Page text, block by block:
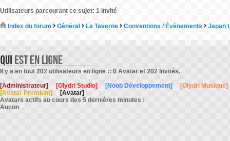
Utilisateurs parcourant ce sujet: 1 invité
Index du forum Général La Taverne Conventions / Évènements Japan
Il y a en tout 202 utilisateurs en ligne :: 0 Avatar et 202 Invités.
[Administrateur]
[Olydri Studio] [Noob Développement]
[Olydri Musique]
[Avatar Premium]
[Avatar]
Avatars actifs au cours des 5 dernières minutes :
Aucun